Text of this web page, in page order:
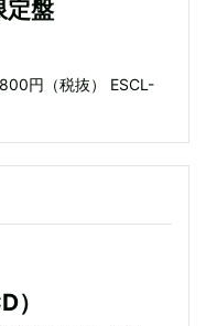
定盤
円（税抜） ESCL-
）